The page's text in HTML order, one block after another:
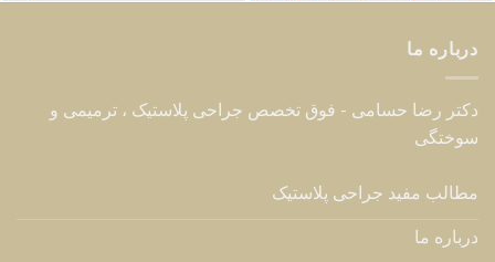
درباره ما
دکتر رضا حسامی - فوق تخصص جراحی پلاستیک ، ترمیمی و
سوختگی
مطالب مفید جراحی پلاستیک
درباره ما